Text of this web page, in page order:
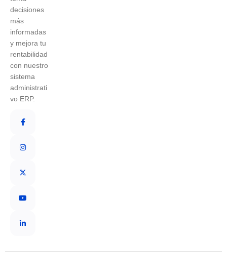
decisiones
más
informadas
y mejora tu
rentabilidad
con nuestro
sistema
administrati
vo ERP.